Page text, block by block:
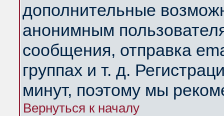
дополнительные
анонимным
сообщения, отправка
группах и т. д.
минут, поэтому мы
Вернуться к началу